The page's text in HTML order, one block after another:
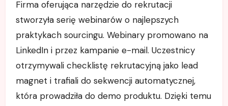
Firma oferująca narzędzie do rekrutacji
stworzyła serię webinarów o najlepszych
praktykach sourcingu. Webinary promowano na
LinkedIn i przez kampanie e-mail. Uczestnicy
otrzymywali checklistę rekrutacyjną jako lead
magnet i trafiali do sekwencji automatycznej,
która prowadziła do demo produktu. Dzięki temu